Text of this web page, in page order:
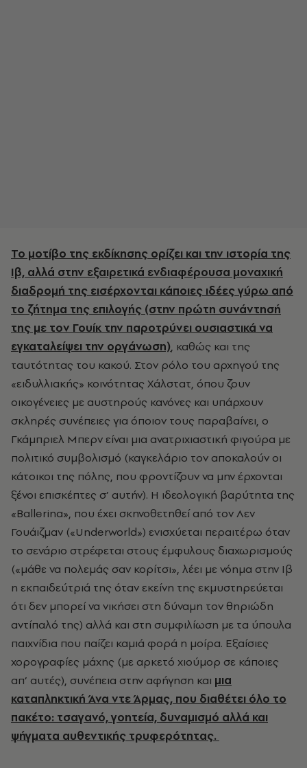
Το μοτίβο της εκδίκησης ορίζει και την ιστορία της
Ιβ, αλλά στην εξαιρετικά ενδιαφέρουσα μοναχική
διαδρομή της εισέρχονται κάποιες ιδέες γύρω από
το ζήτημα της επιλογής (στην πρώτη συνάντησή
της με τον Γουίκ την παροτρύνει ουσιαστικά να
εγκαταλείψει την οργάνωση), καθώς και της
ταυτότητας του κακού. Στον ρόλο του αρχηγού της
«ειδυλλιακής» κοινότητας Χάλστατ, όπου ζουν
οικογένειες με αυστηρούς κανόνες και υπάρχουν
σκληρές συνέπειες για όποιον τους παραβαίνει, ο
Γκάμπριελ Μπερν είναι μια ανατριχιαστική φιγούρα με
πολιτικό συμβολισμό (καγκελάριο τον αποκαλούν οι
κάτοικοι της πόλης, που φροντίζουν να μην έρχονται
ξένοι επισκέπτες σ’ αυτήν). Η ιδεολογική βαρύτητα της
«Ballerina», που έχει σκηνοθετηθεί από τον Λεν
Γουάιζμαν («Underworld») ενισχύεται περαιτέρω όταν
το σενάριο στρέφεται στους έμφυλους διαχωρισμούς
(«μάθε να πολεμάς σαν κορίτσι», λέει με νόημα στην Ιβ
η εκπαιδεύτριά της όταν εκείνη της εκμυστηρεύεται
ότι δεν μπορεί να νικήσει στη δύναμη τον θηριώδη
αντίπαλό της) αλλά και στη συμφιλίωση με τα ύπουλα
παιχνίδια που παίζει καμιά φορά η μοίρα. Εξαίσιες
χορογραφίες μάχης (με αρκετό χιούμορ σε κάποιες
απ’ αυτές), συνέπεια στην αφήγηση και μια
καταπληκτική Άνα ντε Άρμας, που διαθέτει όλο το
πακέτο: τσαγανό, γοητεία, δυναμισμό αλλά και
ψήγματα αυθεντικής τρυφερότητας.